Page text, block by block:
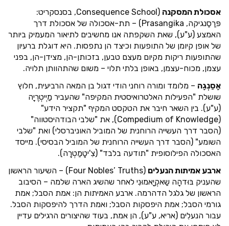
אסכולת המסקנה
(Consequence School, בסנסקריט:
פּרַסַנגיקה, Prasangika) – תת-אסכולה של אסכולת דרך
האמצע (ע"ע), שאת השקפתה אנו מחשיבים לתיאור המעמיק ביותר
של אופן קיומן של התופעות וכיצד הן נתפסות. היא דוגלת ברעיון
שהתופעות ריקות מקיום מעצם טבען, בזכותן-הן, מצידן-הן, בפני
עצמן, מכוח-עצמן, באופן בלתי תלוי – משום שהתהוותן תלויה.
אָסַנְגָה – מלומד ומורה רוחני הודי דגול בן המאה הרביעית, חלוץ
שושלת "הפעילות האלטרואיסטית המקיפה" שהעביר מַיְיטְרֶיָה
(ע"ע). בין השאר חיבר את הטקסט המקיף "תקציר הידע"
(Compedium of Knowledge), את "שלבי הבודהיסטווה"
(הסבר דרך העשייה הרוחנית של המוביל האוניברסלי) ואת "שלבי
השומע" (הסבר דרך העשייה הרוחנית של המוביל הבסיסי). מייסד
האסכולה הפילוסופית "תודעה בלבד" (צִ'יטָמַטְרָה).
ארבע אמיתות הנעלים
(Four Nobles’ Truths) – השיעור הראשון
שהעניק בּוּדהָה שַאקְיָאמוּנִי לאחר שהשיג הארה שלמה – הסיבוב
הראשון של גלגל הדהרמה. ארבע האמיתות הן: אמת הסבל; אמת
גורמי הסבל; אמת היפסקות הסבל; ואמת הדרך להיפסקות הסבל.
עבור הנעלִים (אריא, ע"ע), הן אמת, בעוד שהיצורים הרגילים עדיין